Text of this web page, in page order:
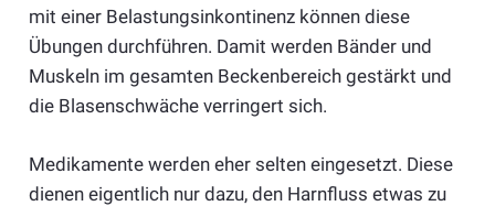
mit einer Belastungsinkontinenz können diese
Übungen durchführen. Damit werden Bänder und
Muskeln im gesamten Beckenbereich gestärkt und
die Blasenschwäche verringert sich.
Medikamente werden eher selten eingesetzt. Diese
dienen eigentlich nur dazu, den Harnfluss etwas zu